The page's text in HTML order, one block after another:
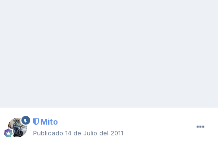
Mito
Publicado 14 de Julio del 2011